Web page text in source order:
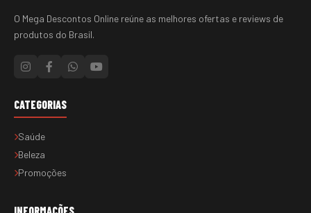
O Mega Descontos Online reúne as melhores ofertas e reviews de
produtos do Brasil.
CATEGORIAS
Saúde
Beleza
Promoções